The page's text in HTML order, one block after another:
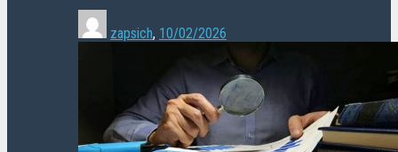
zapsich, 10/02/2026